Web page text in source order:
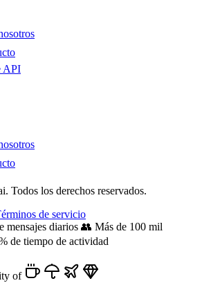
API
Todos los derechos reservados.
de servicio
mensajes diarios 👥 Más de 100 mil
de tiempo de actividad
of